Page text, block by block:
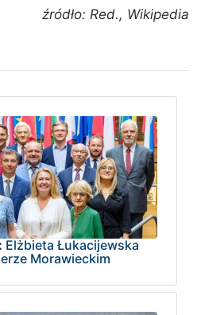
źródło: Red., Wikipedia
Elżbieta Łukacijewska
Morawieckim